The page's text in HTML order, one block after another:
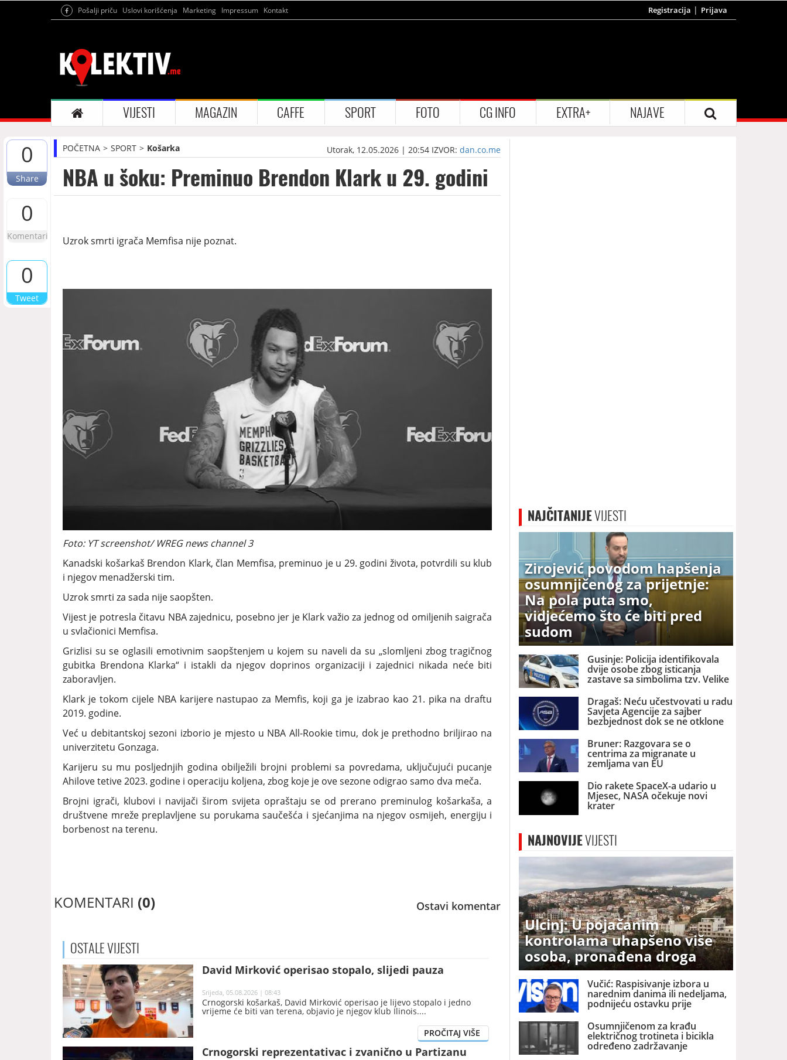
Pošalji priču Uslovi korišćenja Marketing Impressum Kontakt Registracija Prijava
VIJESTI MAGAZIN CAFFE SPORT FOTO CG INFO EXTRA+ NAJAVE
0
Share
0
Komentari
0
Tweet
POČETNA SPORT Košarka Utorak, 12.05.2026 | 20:54 IZVOR:dan.co.me
NBA u šoku: Preminuo Brendon Klark u 29. godini
Uzrok smrti igrača Memfisa nije poznat.
Foto: YT screenshot/ WREG news channel 3
Kanadski košarkaš Brendon Klark, član Memfisa, preminuo je u 29. godini života, potvrdili su klub
i njegov menadžerski tim.
Uzrok smrti za sada nije saopšten.
Vijest je potresla čitavu NBA zajednicu, posebno jer je Klark važio za jednog od omiljenih saigrača
u svlačionici Memfisa.
Grizlisi su se oglasili emotivnim saopštenjem u kojem su naveli da su „slomljeni zbog tragičnog
gubitka Brendona Klarka“ i istakli da njegov doprinos organizaciji i zajednici nikada neće biti
zaboravljen.
Klark je tokom cijele NBA karijere nastupao za Memfis, koji ga je izabrao kao 21. pika na draftu
2019. godine.
Već u debitantskoj sezoni izborio je mjesto u NBA All-Rookie timu, dok je prethodno briljirao na
univerzitetu Gonzaga.
Karijeru su mu posljednjih godina obilježili brojni problemi sa povredama, uključujući pucanje
Ahilove tetive 2023. godine i operaciju koljena, zbog koje je ove sezone odigrao samo dva meča.
Brojni igrači, klubovi i navijači širom svijeta opraštaju se od prerano preminulog košarkaša, a
društvene mreže preplavljene su porukama saučešća i sjećanjima na njegov osmijeh, energiju i
borbenost na terenu.
KOMENTARI (0) Ostavi komentar
OSTALEVIJESTI
David Mirković operisao stopalo, slijedi pauza
Srijeda, 05.08.2026 | 08:43
Crnogorski košarkaš, David Mirković operisao je lijevo stopalo i jedno
vrijeme će biti van terena, objavio je njegov klub Ilinois.
Crnogorski reprezentativac i zvanično u Partizanu
NAJČITANIJEVIJESTI
Zirojević povodom hapšenja
osumnjičenog za prijetnje:
Na pola puta smo,
vidjećemo što će biti pred
sudom
Gusinje: Policija identifikovala
dvije osobe zbog isticanja
zastave sa simbolima tzv. Velike
Dragaš: Neću učestvovati u radu
Savjeta Agencije za sajber
bezbjednost dok se ne otklone
nezakonitosti
Bruner: Razgovara se o
centrima za migranate u
zemljama van EU
Dio rakete SpaceX-a udario u
Mjesec, NASA očekuje novi
krater
NAJNOVIJEVIJESTI
Ulcinj: U pojačanim
kontrolama uhapšeno više
osoba, pronađena droga
Vučić: Raspisivanje izbora u
narednim danima ili nedeljama,
podnijeću ostavku prije
kampanje
Osumnjičenom za krađu
električnog trotineta i bicikla
određeno zadržavanje